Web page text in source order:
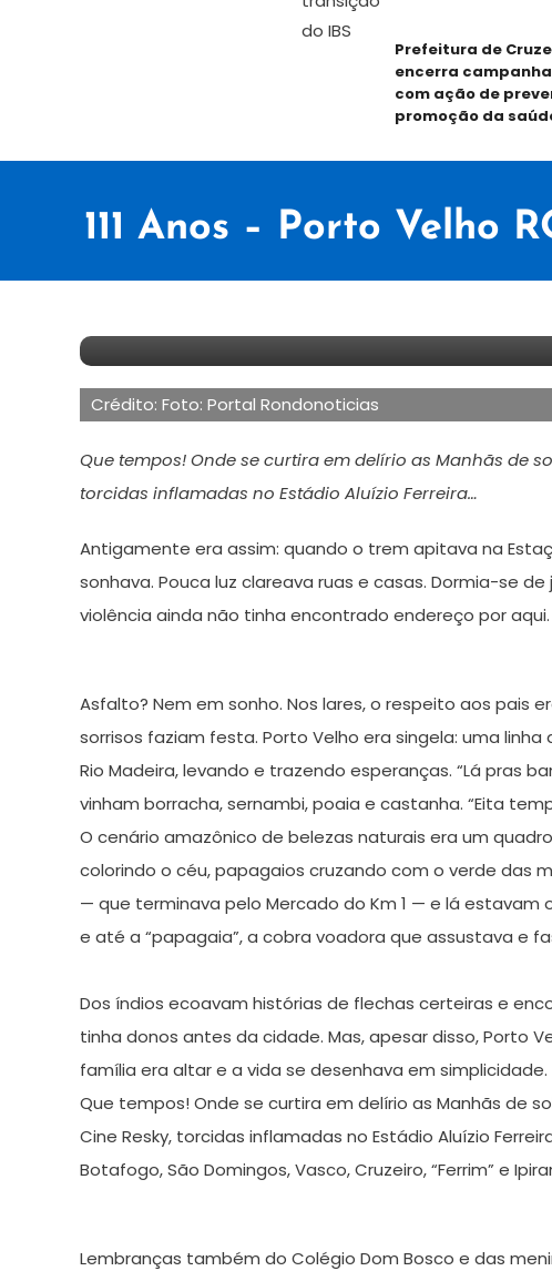
Prefeitura de
encerra
com ação de
promoção da
111 Anos – Porto Velho
outubro
2025
Crédito: Foto: Portal Rondonoticias
Que tempos! Onde se curtira em delírio as Manhãs de
torcidas inflamadas no Estádio Aluízio Ferreira…
Antigamente era assim: quando o trem apitava na
sonhava. Pouca luz clareava ruas e casas. Dormia-se
violência ainda não tinha encontrado endereço por aqui.
Asfalto? Nem em sonho. Nos lares, o respeito aos pais
sorrisos faziam festa. Porto Velho era singela: uma
Rio Madeira, levando e trazendo esperanças. “Lá pras
vinham borracha, sernambi, poaia e castanha. “Eita
O cenário amazônico de belezas naturais era um
colorindo o céu, papagaios cruzando com o verde das
— que terminava pelo Mercado do Km 1 — e lá estavam
e até a “papagaia”, a cobra voadora que assustava e
Dos índios ecoavam histórias de flechas certeiras e
tinha donos antes da cidade. Mas, apesar disso, Porto
família era altar e a vida se desenhava em simplicidade.
Que tempos! Onde se curtira em delírio as Manhãs de
Cine Resky, torcidas inflamadas no Estádio Aluízio
Botafogo, São Domingos, Vasco, Cruzeiro, “Ferrim” e
Lembranças também do Colégio Dom Bosco e das